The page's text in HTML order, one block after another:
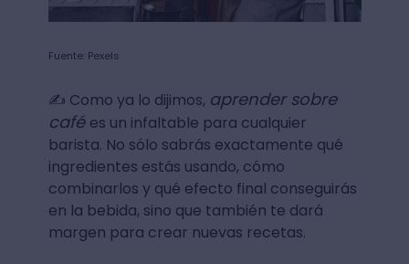
Fuente: Pexels
✍ Como ya lo dijimos, aprender sobre
café es un infaltable para cualquier
barista. No sólo sabrás exactamente qué
ingredientes estás usando, cómo
combinarlos y qué efecto final conseguirás
en la bebida, sino que también te dará
margen para crear nuevas recetas.